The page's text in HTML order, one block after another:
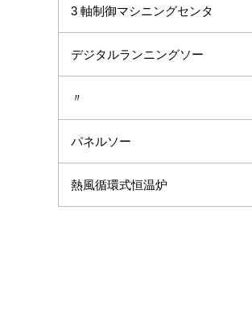
3 軸制御マシニングセンタ
デジタルランニングソー
〃
パネルソー
熱風循環式恒温炉